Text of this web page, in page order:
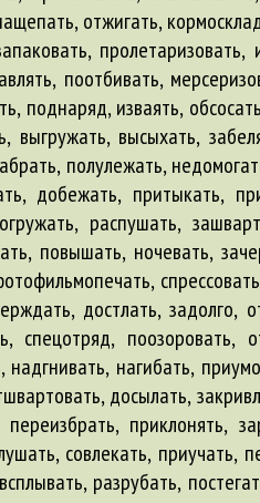
отжигать,
поотбивать,
поднаряд, изваять,
высыхать,
полулежать,
добежать, притыкать,
распушать,
повышать, ночевать,
достлать, задолго,
спецотряд, поозоровать,
нагибать,
досылать,
переизбрать,
совлекать,
разрубать,